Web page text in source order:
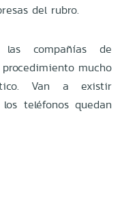
del rubro.
compañías de
mucho
Van a existir
teléfonos quedan